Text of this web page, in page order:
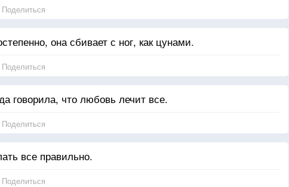
Поделиться
она сбивает с ног, как цунами.
Поделиться
говорила, что любовь лечит все.
Поделиться
все правильно.
Поделиться